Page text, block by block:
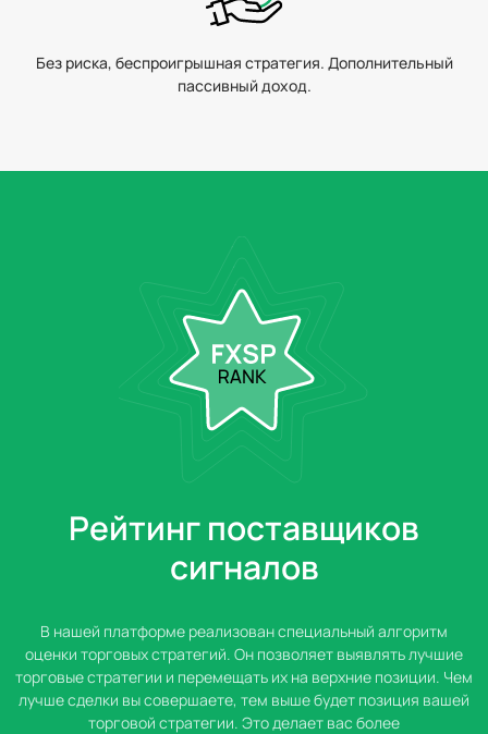
Без риска, беспроигрышная стратегия. Дополнительный
пассивный доход.
Рейтинг поставщиков
сигналов
В нашей платформе реализован специальный алгоритм
оценки торговых стратегий. Он позволяет выявлять лучшие
торговые стратегии и перемещать их на верхние позиции. Чем
лучше сделки вы совершаете, тем выше будет позиция вашей
торговой стратегии. Это делает вас более